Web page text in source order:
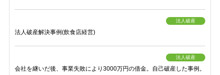
法人破産
法人破産解決事例(飲食店経営)
法人破産
会社を継いだ後、事業失敗により3000万円の借金。自己破産した事例。